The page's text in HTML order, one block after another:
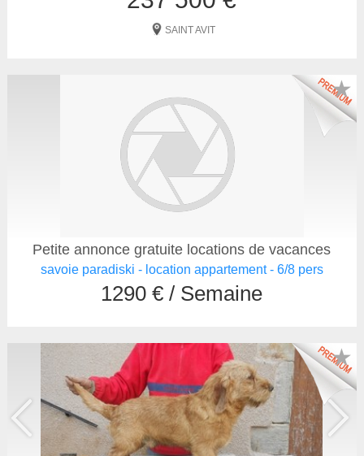
SAINT AVIT
Petite annonce gratuite locations de vacances
savoie paradiski - location appartement - 6/8 pers
1290 € / Semaine
★
★